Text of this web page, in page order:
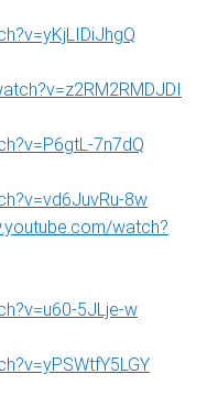
7n7dQ
8w
watch?
5JLje-w